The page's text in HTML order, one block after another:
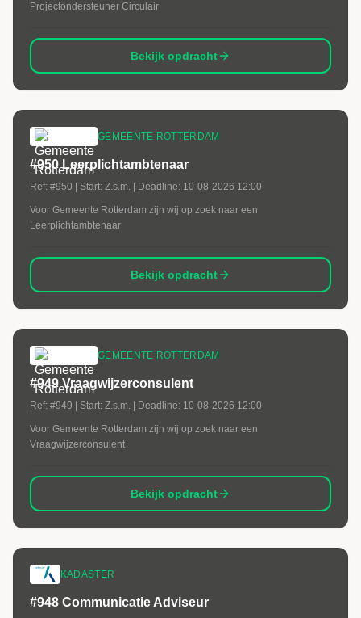
Projectondersteuner Circulair
Bekijk opdracht
GEMEENTE ROTTERDAM
#950 Leerplichtambtenaar
Ref: #950 | Start: Z.s.m. | Deadline: 10-08-2026 12:00
Voor Gemeente Rotterdam zijn wij op zoek naar een
Leerplichtambtenaar
Bekijk opdracht
GEMEENTE ROTTERDAM
#949 Vraagwijzerconsulent
Ref: #949 | Start: Z.s.m. | Deadline: 10-08-2026 12:00
Voor Gemeente Rotterdam zijn wij op zoek naar een
Vraagwijzerconsulent
Bekijk opdracht
KADASTER
#948 Communicatie Adviseur